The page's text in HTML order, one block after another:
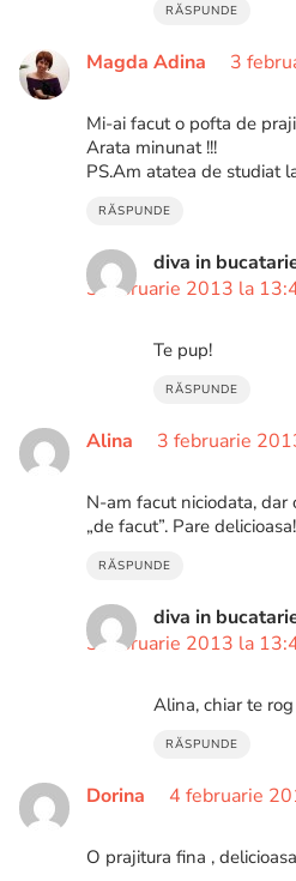
RĂSPUNDE
Magda Adina 3
Mi-ai facut o pofta de
Arata minunat !!!
PS.Am atatea de studiat
RĂSPUNDE
diva in
3 februarie 2013 la
Te pup!
RĂSPUNDE
Alina 3 februarie
N-am facut niciodata, dar
„de facut”. Pare delicioasa!
RĂSPUNDE
diva in
3 februarie 2013 la
Alina, chiar te
RĂSPUNDE
Dorina 4 februarie
O prajitura fina ,